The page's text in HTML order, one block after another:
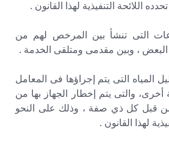
اللائحة التنفيذية لهذا القانون .
التى تنشأ بين المرخص لهم من
، وبين مقدمى ومتلقى الخدمة .
المياه التى يتم إجراؤها فى المعامل
أخرى، والتى يتم إخطار الجهاز بها من
قبل كل ذي صفة ، وذلك على النحو
لهذا القانون .